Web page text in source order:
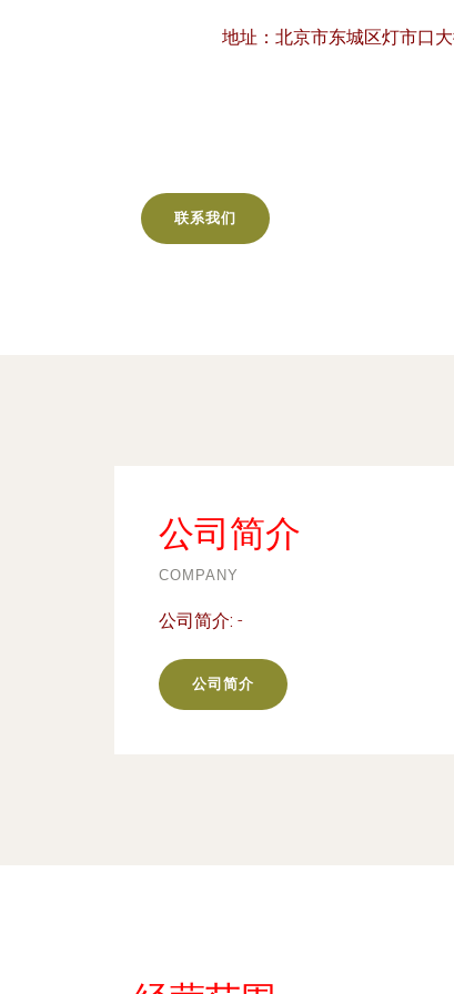
地址：北京市东城区灯市口
联系我们
公司简介
COMPANY
公司简介: -
公司简介